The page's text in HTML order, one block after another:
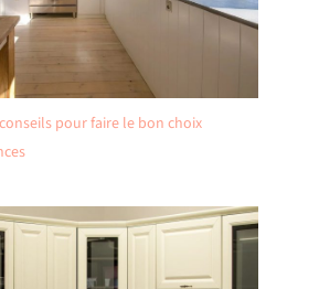
pour faire le bon choix